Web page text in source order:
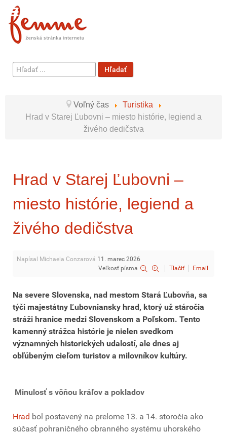
Hľadať
...
Hľadať
Voľný čas
Turistika
Hrad v Starej Ľubovni – miesto histórie, legiend a
živého dedičstva
Hrad v Starej Ľubovni –
miesto histórie, legiend a
živého dedičstva
Napísal Michaela Conzarová 11. marec 2026
Veľkosť písma
Tlačiť Email
Na severe Slovenska, nad mestom Stará Ľubovňa, sa
týči majestátny Ľubovniansky hrad, ktorý už stáročia
stráži hranice medzi Slovenskom a Poľskom. Tento
kamenný strážca histórie je nielen svedkom
významných historických udalostí, ale dnes aj
obľúbeným cieľom turistov a milovníkov kultúry.
Minulosť s vôňou kráľov a pokladov
Hrad bol postavený na prelome 13. a 14. storočia ako
súčasť pohraničného obranného systému uhorského